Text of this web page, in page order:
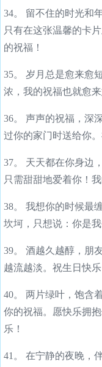
34。 留不住的时光和
只有在这张温馨的卡
的祝福！
35。 岁月总是愈来愈
浓，我的祝福也就愈
36。 声声的祝福，深
过你的家门时送给你。
37。 天天都在你身边
只需甜甜地爱着你！
38。 我想你的时候最
坎坷，只想说：你是
39。 酒越久越醇，朋
越流越淡。祝生日快
40。 两片绿叶，饱含
你的祝福。愿快乐拥
乐！
41。 在宁静的夜晚，